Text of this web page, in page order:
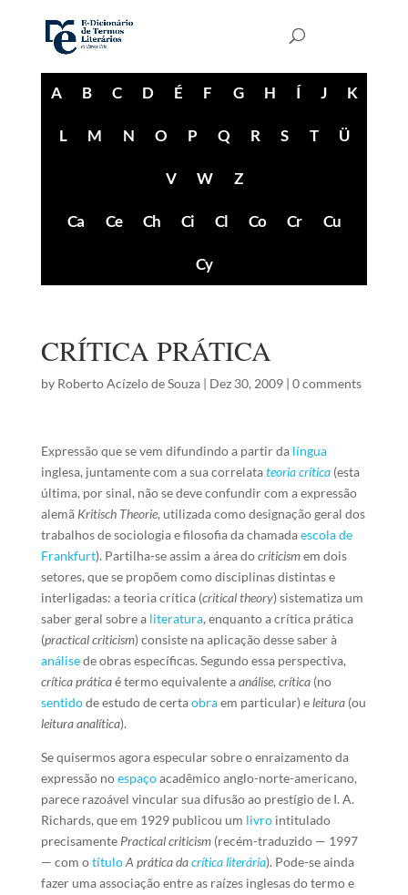
A B C D É F G H Í J K
L M N O P Q R S T Ü
V W Z
Ca Ce Ch Ci Cl Co Cr Cu
Cy
CRÍTICA PRÁTICA
by Roberto Acízelo de Souza| Dez 30, 2009| 0 comments
Expressão que se vem difundindo a partir da língua
inglesa, juntamente com a sua correlatateoria crítica(esta
última, por sinal, não se deve confundir com a expressão
alemãKritisch Theorie, utilizada como designação geral dos
trabalhos de sociologia e filosofia da chamadaescola de
Frankfurt). Partilha-se assim a área docriticismem dois
setores, que se propõem como disciplinas distintas e
interligadas: a teoria crítica (critical theory) sistematiza um
saber geral sobre a literatura, enquanto a crítica prática
(practical criticism) consiste na aplicação desse saber à
análisede obras específicas. Segundo essa perspectiva,
crítica práticaé termo equivalente aanálise, crítica (no
sentidode estudo de certaobraem particular) eleitura (ou
leitura analítica).
Se quisermos agora especular sobre o enraizamento da
expressão noespaçoacadêmico anglo-norte-americano,
parece razoável vincular sua difusão ao prestígio de I. A.
Richards, que em 1929 publicou um livrointitulado
precisamentePractical criticism(recém-traduzido — 1997
— com otítuloA prática dacrítica literária). Pode-se ainda
fazer uma associação entre as raízes inglesas do termo e